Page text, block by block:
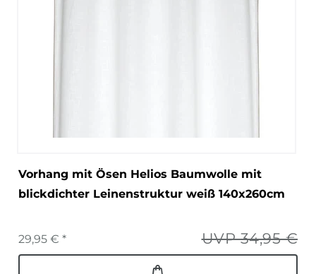
Vorhang mit Ösen Helios Baumwolle mit
blickdichter Leinenstruktur weiß 140x260cm
UVP 34,95 €
29,95 € *